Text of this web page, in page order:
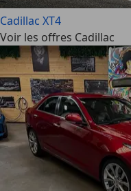
Cadillac XT4
Voir les offres Cadillac